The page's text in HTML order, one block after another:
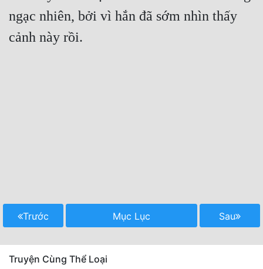
ngạc nhiên, bởi vì hắn đã sớm nhìn thấy
Trước Mục Lục Sau
Truyện Cùng Thể Loại